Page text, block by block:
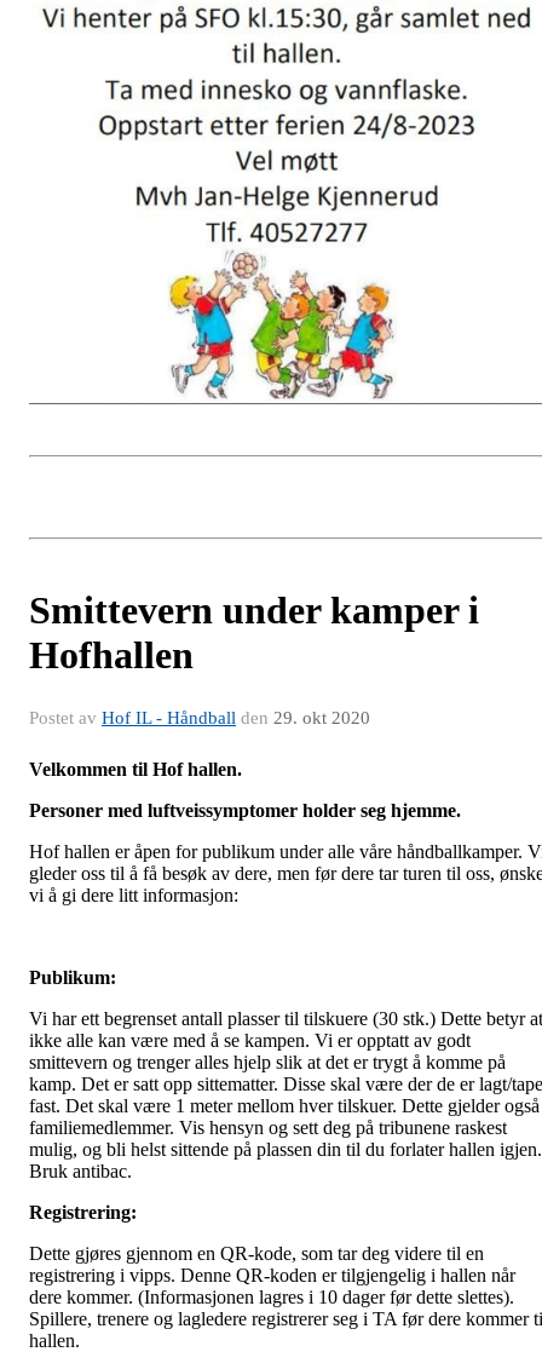
Smittevern under kamper i
Hofhallen
Postet av Hof IL - Håndball den 29. okt 2020
Velkommen til Hof hallen.
Personer med luftveissymptomer holder seg hjemme.
Hof hallen er åpen for publikum under alle våre håndballkamper.
gleder oss til å få besøk av dere, men før dere tar turen til oss,
vi å gi dere litt informasjon:
Publikum:
Vi har ett begrenset antall plasser til tilskuere (30 stk.) Dette betyr at
ikke alle kan være med å se kampen. Vi er opptatt av godt
smittevern og trenger alles hjelp slik at det er trygt å komme på
kamp. Det er satt opp sittematter. Disse skal være der de er lagt/
fast. Det skal være 1 meter mellom hver tilskuer. Dette gjelder også
familiemedlemmer. Vis hensyn og sett deg på tribunene raskest
mulig, og bli helst sittende på plassen din til du forlater hallen igjen.
Bruk antibac.
Registrering:
Dette gjøres gjennom en QR-kode, som tar deg videre til en
registrering i vipps. Denne QR-koden er tilgjengelig i hallen når
dere kommer. (Informasjonen lagres i 10 dager før dette slettes).
Spillere, trenere og lagledere registrerer seg i TA før dere kommer
hallen.